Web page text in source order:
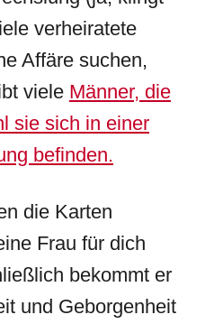
verheiratete
Affäre suchen,
viele Männer, die
sie sich in einer
befinden.
die Karten
Frau für dich
bekommt er
und Geborgenheit